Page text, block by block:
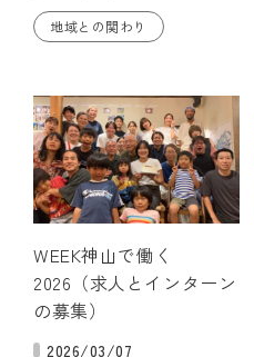
地域との関わり
WEEK神山で働く
2026（求人とインターン
の募集）
2026/03/07